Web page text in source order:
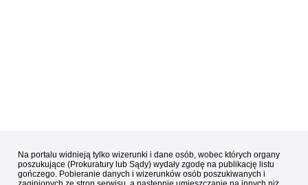
Na portalu widnieją tylko wizerunki i dane osób, wobec których organy
poszukujące (Prokuratury lub Sądy) wydały zgodę na publikację listu
gończego. Pobieranie danych i wizerunków osób poszukiwanych i